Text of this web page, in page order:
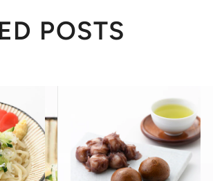
POSTS